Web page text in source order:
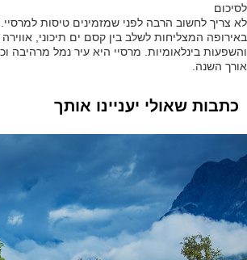
לסיכום
לא צריך לחשוב הרבה לפני שמזמינים טיסות
באירופה המצליחות לשלב בין קסם ים תיכוני,
והשפעות בינלאומיות. מרסיי היא עיר נמל מרהיבה
אורך השנה.
כתבות שאולי יעניינו אותך